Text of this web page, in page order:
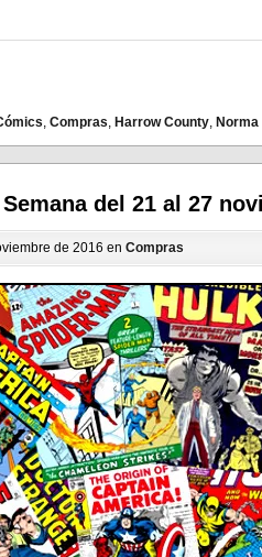
, Compras, Harrow County, Norma
del 21 al 27
de 2016 en Compras